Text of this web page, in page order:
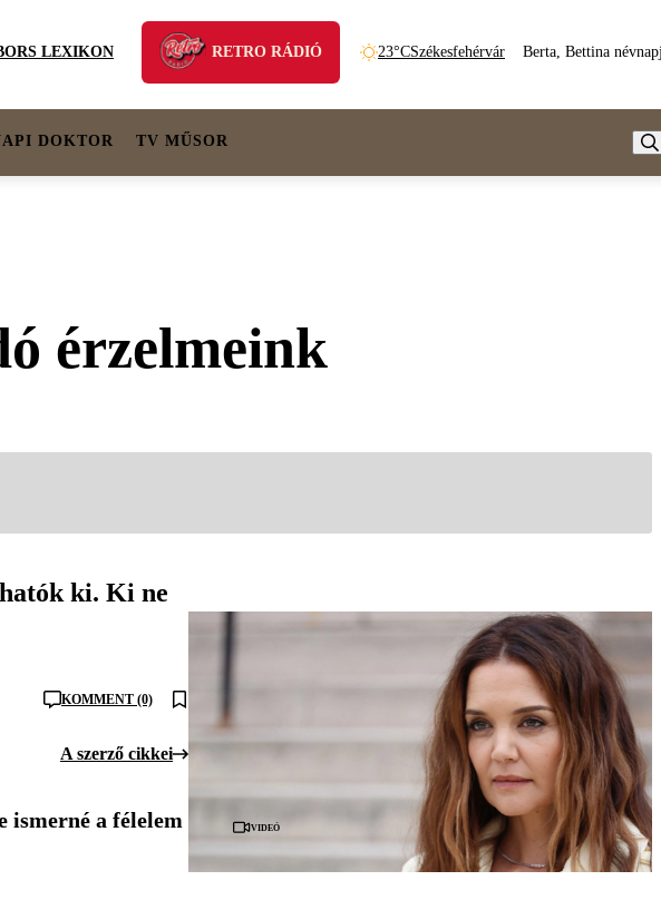
LEXIKON RETRO RÁDIÓ 23°CSzékesfehérvár Berta, Bettina
DOKTOR TV MŰSOR
érzelmeink
ki. Ki ne
KOMMENT (0)
A szerző cikkei
ismerné a félelem
Videó